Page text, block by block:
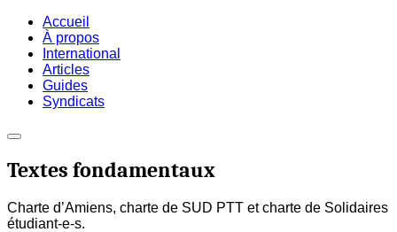
Accueil
À propos
International
Articles
Guides
Syndicats
Textes fondamentaux
Charte d’Amiens, charte de SUD PTT et charte de Solidaires
étudiant-e-s.